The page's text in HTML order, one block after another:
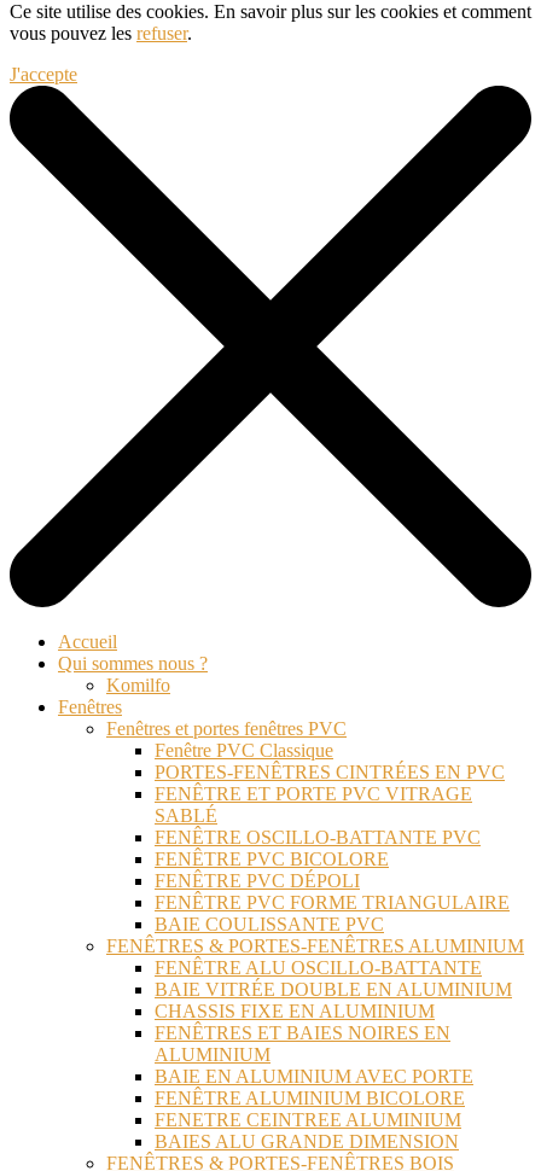
Ce site utilise des cookies. En savoir plus sur les cookies et comment
vous pouvez les refuser.
J'accepte
Accueil
Qui sommes nous ?
Komilfo
Fenêtres
Fenêtres et portes fenêtres PVC
Fenêtre PVC Classique
PORTES-FENÊTRES CINTRÉES EN PVC
FENÊTRE ET PORTE PVC VITRAGE
SABLÉ
FENÊTRE OSCILLO-BATTANTE PVC
FENÊTRE PVC BICOLORE
FENÊTRE PVC DÉPOLI
FENÊTRE PVC FORME TRIANGULAIRE
BAIE COULISSANTE PVC
FENÊTRES & PORTES-FENÊTRES ALUMINIUM
FENÊTRE ALU OSCILLO-BATTANTE
BAIE VITRÉE DOUBLE EN ALUMINIUM
CHASSIS FIXE EN ALUMINIUM
FENÊTRES ET BAIES NOIRES EN
ALUMINIUM
BAIE EN ALUMINIUM AVEC PORTE
FENÊTRE ALUMINIUM BICOLORE
FENETRE CEINTREE ALUMINIUM
BAIES ALU GRANDE DIMENSION
FENÊTRES & PORTES-FENÊTRES BOIS